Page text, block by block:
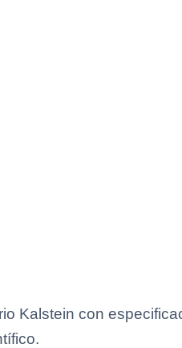
Kalstein con